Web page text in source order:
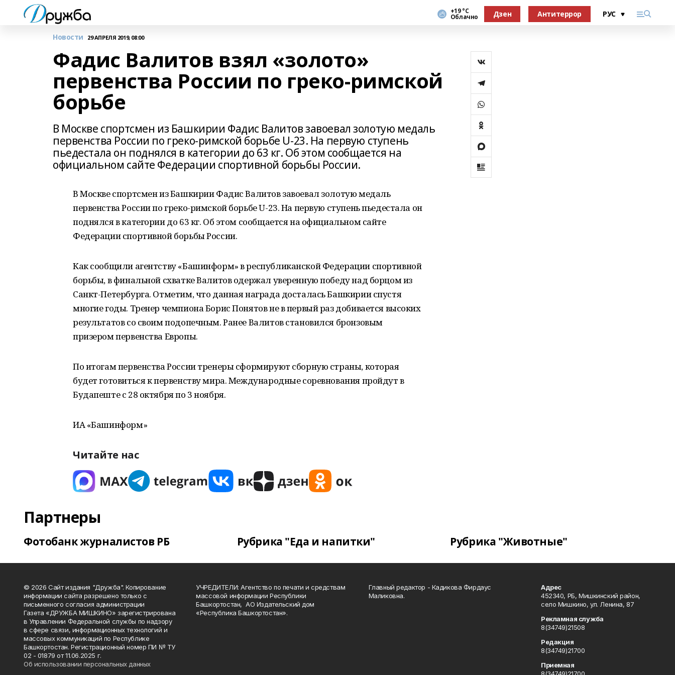
+19 °С
Облачно Дзен Антитеррор
Новости 29 АПРЕЛЯ 2019, 08:00
Фадис Валитов взял «золото»
первенства России по греко-римской
борьбе
В Москве спортсмен из Башкирии Фадис Валитов завоевал золотую медаль
первенства России по греко-римской борьбе U-23. На первую ступень
пьедестала он поднялся в категории до 63 кг. Об этом сообщается на
официальном сайте Федерации спортивной борьбы России.
В Москве спортсмен из Башкирии Фадис Валитов завоевал золотую медаль
первенства России по греко-римской борьбе U-23. На первую ступень пьедестала он
поднялся в категории до 63 кг. Об этом сообщается на официальном сайте
Федерации спортивной борьбы России.
Как сообщили агентству «Башинформ» в республиканской Федерации спортивной
борьбы, в финальной схватке Валитов одержал уверенную победу над борцом из
Санкт-Петербурга. Отметим, что данная награда досталась Башкирии спустя
многие годы. Тренер чемпиона Борис Понятов не в первый раз добивается высоких
результатов со своим подопечным. Ранее Валитов становился бронзовым
призером первенства Европы.
По итогам первенства России тренеры сформируют сборную страны, которая
будет готовиться к первенству мира. Международные соревнования пройдут в
Будапеште с 28 октября по 3 ноября.
ИА «Башинформ»
Читайте нас
Партнеры
Фотобанк журналистов РБ Рубрика "Еда и напитки" Рубрика "Животные"
© 2026 Сайт издания "Дружба". Копирование
информации сайта разрешено только с
письменного согласия администрации
Газета «ДРУЖБА МИШКИНО» зарегистрирована
в Управлении Федеральной службы по надзору
в сфере связи, информационных технологий и
массовых коммуникаций по Республике
Башкортостан. Регистрационный номер ПИ № ТУ
02 - 01879 от 11.06.2025 г.
Об использовании персональных данных
УЧРЕДИТЕЛИ: Агентство по печати и средствам
массовой информации Республики
Башкортостан, АО Издательский дом
«Республика Башкортостан».
Главный редактор - Кадикова Фирдаус
Маликовна.
Адрес
452340, РБ, Мишкинский район,
село Мишкино, ул. Ленина, 87
Рекламная служба
8(34749)21508
Редакция
8(34749)21700
Приемная